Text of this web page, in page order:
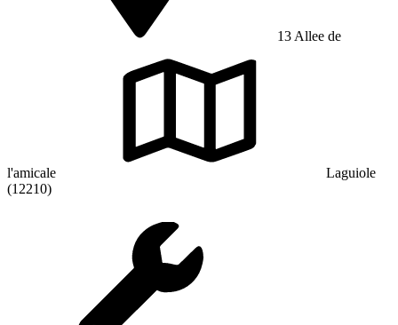
13 Allee de
l'amicale
Laguiole
(12210)